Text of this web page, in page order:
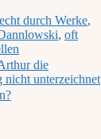
durch Werke,
, oft
die
nicht unterzeichnet